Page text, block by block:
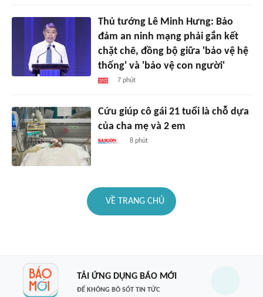
Thủ tướng Lê Minh Hưng: Bảo
đảm an ninh mạng phải gắn kết
chặt chẽ, đồng bộ giữa 'bảo vệ hệ
thống' và 'bảo vệ con người'
7 phút
Cứu giúp cô gái 21 tuổi là chỗ dựa
của cha mẹ và 2 em
8 phút
VỀ TRANG CHỦ
TẢI ỨNG DỤNG BÁO MỚI
ĐỂ KHÔNG BỎ SÓT TIN TỨC